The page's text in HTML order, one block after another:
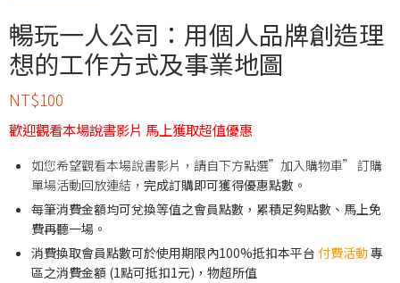
暢玩一人公司：用個人品牌創造理
想的工作方式及事業地圖
NT$100
歡迎觀看本場說書影片 馬上獲取超值優惠
如您希望觀看本場說書影片，請自下方點選”加入購物車” 訂購
單場活動回放連結， 完成訂購即可獲得優惠點數。
每筆消費金額均可兌換等值之會員點數，累積足夠點數、馬上免
費再聽一場。
消費換取會員點數可於使用期限內100%抵扣本平台 付費活動專
區之消費金額 (1點可抵扣1元)，物超所值